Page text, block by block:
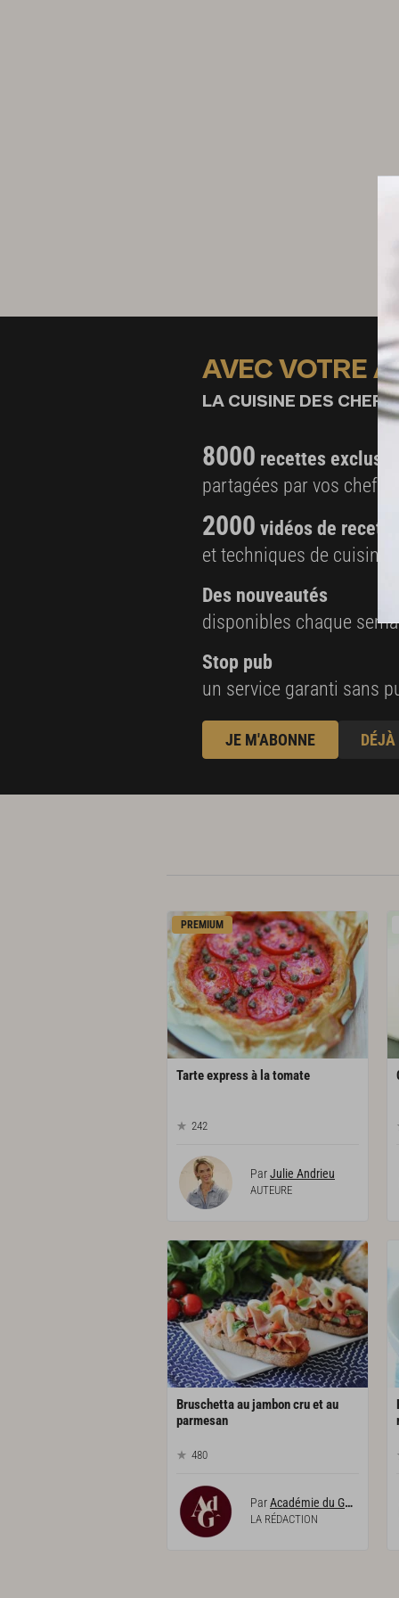
AVEC VOTRE
LA CUISINE DES
8000 recettes
partagées par vos chefs
2000 vidéos de recettes
et techniques de cuisine
Des nouveautés
disponibles chaque
Stop pub
un service garanti sans
JE M'ABONNE
PREMIUM
Tarteexpressà latomate
242
ParJulie Andrieu
AUTEURE
Bruschetta au jambon cru et au
parmesan
480
ParAcadémie du Goût
LA RÉDACTION